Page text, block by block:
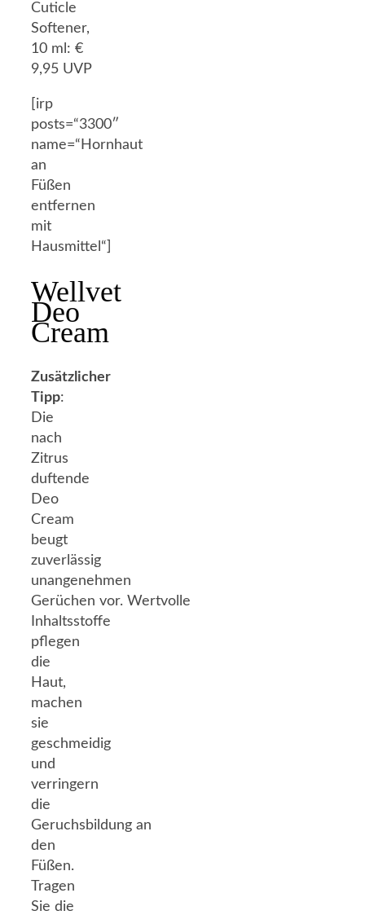
Cuticle
Softener,
10 ml: €
9,95 UVP
[irp
posts=“3300″
name=“Hornhaut
an
Füßen
entfernen
mit
Hausmittel“]
Wellvet
Deo
Cream
Zusätzlicher
Tipp:
Die
nach
Zitrus
duftende
Deo
Cream
beugt
zuverlässig
unangenehmen
Gerüchen vor. Wertvolle
Inhaltsstoffe
pflegen
die
Haut,
machen
sie
geschmeidig
und
verringern
die
Geruchsbildung an
den
Füßen.
Tragen
Sie die